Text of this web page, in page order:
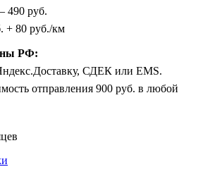
руб.
80 руб./км
РФ:
СДЕК или EMS.
отправления 900 руб. в любой